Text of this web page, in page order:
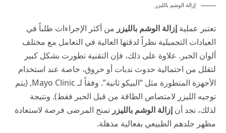
إزالة الوشم بالليزر
تعتبر عملية إزالة الوشم بالليزر من أكثر الإجراءات طلباً في
العيادات التجميلية نظراً لدقتها العالية في التعامل مع مختلف
ألوان الحبر. علاوة على ذلك، فإن التقنية تطورت بشكل كبير
لتقلل من احتمالية حدوث ندبات أو حروق، خاصة عند استخدام
الأجهزة المتطورة مثل “البيكو ثانية”. وفقاً لـMayo Clinic, (يتم
توجيه الليزر لامتصاص الطاقة من قبل الحبر فقط). ونتيجة
لذلك، نجد أن إزالة الوشم بالليزر تمنح المرضى فرصة لاستعادة
مظهر جلدهم الطبيعي بفعالية مذهلة.